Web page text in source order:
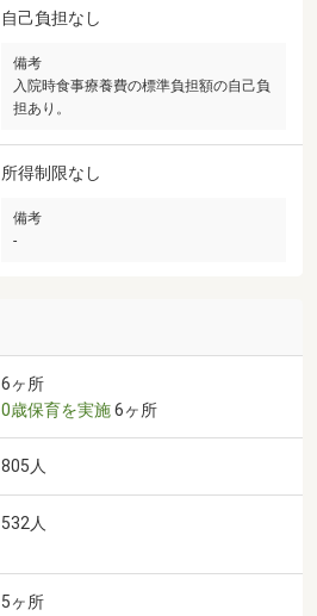
自己負担なし
備考
入院時食事療養費の標準負担額の自己負
担あり。
所得制限なし
備考
-
6ヶ所
0歳保育を実施6ヶ所
805人
532人
5ヶ所